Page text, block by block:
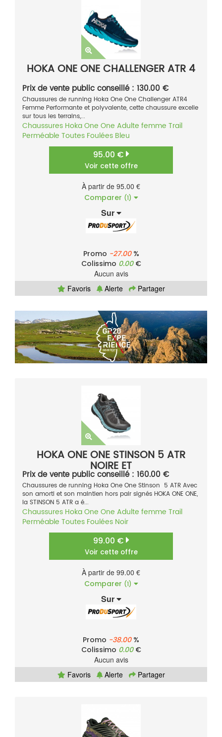
HOKA ONE ONE CHALLENGER ATR 4
Prix de vente public conseillé : 130.00 €
Chaussures de running Hoka One One Challenger ATR4
Femme Performante et polyvalente, cette chaussure excelle
sur tous les terrains,...
Chaussures Hoka One One Adulte femme Trail
Perméable Toutes Foulées Bleu
95.00 €
Voir cette offre
À partir de 95.00 €
Comparer (1)
Sur
Promo -27.00%
Colissimo 0.00€
Aucun avis
Favoris
Alerte Partager
HOKA ONE ONE STINSON 5 ATR
NOIRE ET
Prix de vente public conseillé : 160.00 €
Chaussures de running Hoka One One Stinson 5 ATR Avec
son amorti et son maintien hors pair signés HOKA ONE ONE,
la STINSON 5 ATR a é...
Chaussures Hoka One One Adulte femme Trail
Perméable Toutes Foulées Noir
99.00 €
Voir cette offre
À partir de 99.00 €
Comparer (1)
Sur
Promo -38.00%
Colissimo 0.00€
Aucun avis
Favoris
Alerte Partager